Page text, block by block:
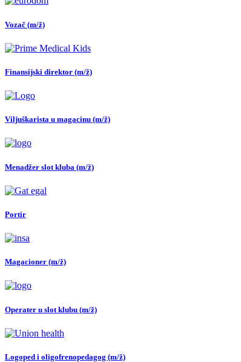
Vozač (m/ž)
Finansijski direktor (m/ž)
Viljuškarista u magacinu (m/ž)
Menadžer slot kluba (m/ž)
Portir
Magacioner (m/ž)
Operater u slot klubu (m/ž)
Logoped i oligofrenopedagog (m/ž)